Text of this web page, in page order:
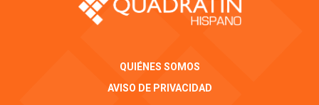
QUIÉNES SOMOS
AVISO DE PRIVACIDAD